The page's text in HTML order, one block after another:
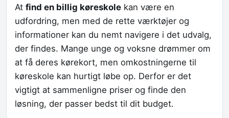
At find en billig køreskole kan være en
udfordring, men med de rette værktøjer og
informationer kan du nemt navigere i det udvalg,
der findes. Mange unge og voksne drømmer om
at få deres kørekort, men omkostningerne til
køreskole kan hurtigt løbe op. Derfor er det
vigtigt at sammenligne priser og finde den
løsning, der passer bedst til dit budget.